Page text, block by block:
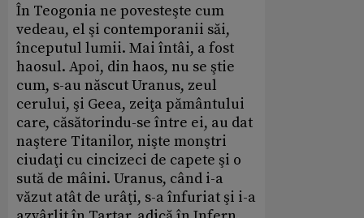
În Teogonia ne povesteşte cum
vedeau, el şi contemporanii săi,
începutul lumii. Mai întâi, a fost
haosul. Apoi, din haos, nu se ştie
cum, s-au născut Uranus, zeul
cerului, şi Geea, zeiţa pământului
care, căsătorindu-se între ei, au dat
naştere Titanilor, nişte monştri
ciudaţi cu cincizeci de capete şi o
sută de mâini. Uranus, când i-a
văzut atât de urâţi, s-a înfuriat şi i-a